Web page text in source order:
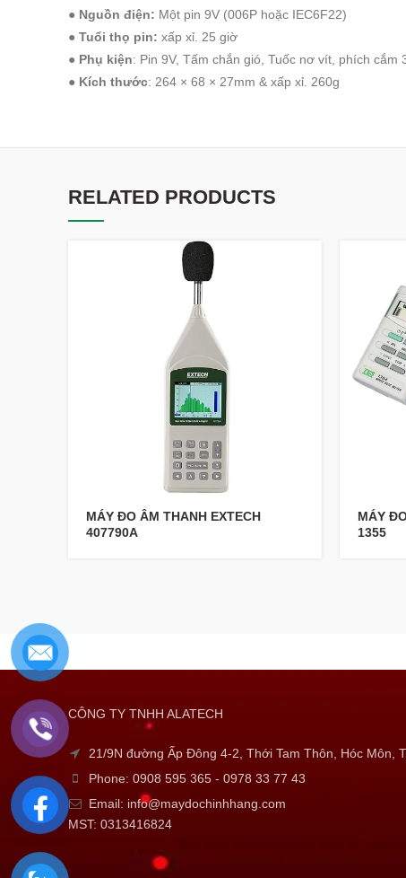
● Nguồn điện: Một pin 9V (006P hoặc IEC6F22)
● Tuổi thọ pin: xấp xỉ. 25 giờ
● Phụ kiện: Pin 9V, Tấm chắn gió, Tuốc nơ vít, phích
● Kích thước: 264 × 68 × 27mm & xấp xỉ. 260g
RELATED PRODUCTS
MÁY ĐO ÂM THANH EXTECH
407790A
MÁY
1355
CÔNG TY TNHH ALATECH
21/9N đường Ấp Đông 4-2, Thới Tam Thôn, Hóc Môn,
Phone: 0908 595 365 - 0978 33 77 43
Email: info@maydochinhhang.com
MST: 0313416824